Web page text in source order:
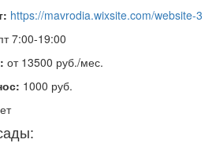
https://mavrodia.wixsite.com/website-3
7:00-19:00
от 13500 руб./мес.
1000 руб.